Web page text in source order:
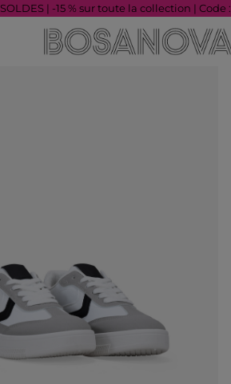
SOLDES | -15 % sur toute la collection | Code :